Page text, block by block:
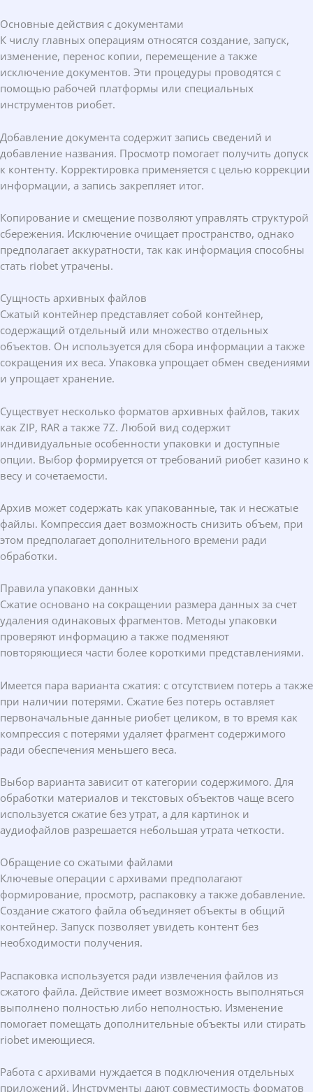
Основные действия с документами
К числу главных операциям относятся создание, запуск,
изменение, перенос копии, перемещение а также
исключение документов. Эти процедуры проводятся с
помощью рабочей платформы или специальных
инструментов риобет.
Добавление документа содержит запись сведений и
добавление названия. Просмотр помогает получить допуск
к контенту. Корректировка применяется с целью коррекции
информации, а запись закрепляет итог.
Копирование и смещение позволяют управлять структурой
сбережения. Исключение очищает пространство, однако
предполагает аккуратности, так как информация способны
стать riobet утрачены.
Сущность архивных файлов
Сжатый контейнер представляет собой контейнер,
содержащий отдельный или множество отдельных
объектов. Он используется для сбора информации а также
сокращения их веса. Упаковка упрощает обмен сведениями
и упрощает хранение.
Существует несколько форматов архивных файлов, таких
как ZIP, RAR а также 7Z. Любой вид содержит
индивидуальные особенности упаковки и доступные
опции. Выбор формируется от требований риобет казино к
весу и сочетаемости.
Архив может содержать как упакованные, так и несжатые
файлы. Компрессия дает возможность снизить объем, при
этом предполагает дополнительного времени ради
обработки.
Правила упаковки данных
Сжатие основано на сокращении размера данных за счет
удаления одинаковых фрагментов. Методы упаковки
проверяют информацию а также подменяют
повторяющиеся части более короткими представлениями.
Имеется пара варианта сжатия: с отсутствием потерь а также
при наличии потерями. Сжатие без потерь оставляет
первоначальные данные риобет целиком, в то время как
компрессия с потерями удаляет фрагмент содержимого
ради обеспечения меньшего веса.
Выбор варианта зависит от категории содержимого. Для
обработки материалов и текстовых объектов чаще всего
используется сжатие без утрат, а для картинок и
аудиофайлов разрешается небольшая утрата четкости.
Обращение со сжатыми файлами
Ключевые операции с архивами предполагают
формирование, просмотр, распаковку а также добавление.
Создание сжатого файла объединяет объекты в общий
контейнер. Запуск позволяет увидеть контент без
необходимости получения.
Распаковка используется ради извлечения файлов из
сжатого файла. Действие имеет возможность выполняться
выполнено полностью либо неполностью. Изменение
помогает помещать дополнительные объекты или стирать
riobet имеющиеся.
Работа с архивами нуждается в подключения отдельных
приложений. Инструменты дают совместимость форматов